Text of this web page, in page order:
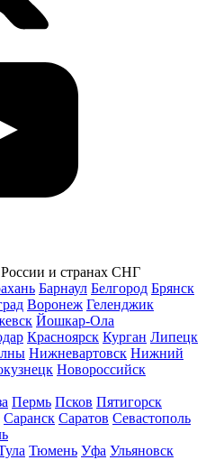
и странах СНГ
Барнаул Белгород Брянск
Воронеж Геленджик
Йошкар-Ола
Красноярск Курган Липецк
Нижневартовск Нижний
Новороссийск
Пермь Псков Пятигорск
Саранск Саратов Севастополь
Тюмень Уфа Ульяновск